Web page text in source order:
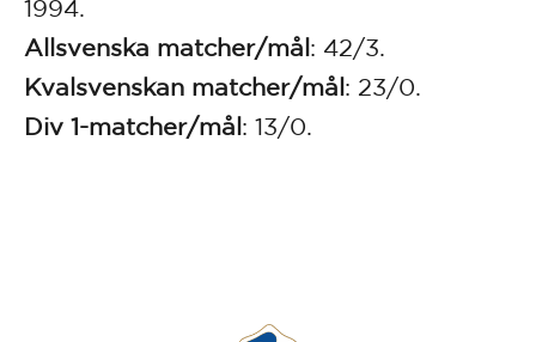
1994.
Allsvenska matcher/mål: 42/3.
Kvalsvenskan matcher/mål: 23/0.
Div 1-matcher/mål: 13/0.